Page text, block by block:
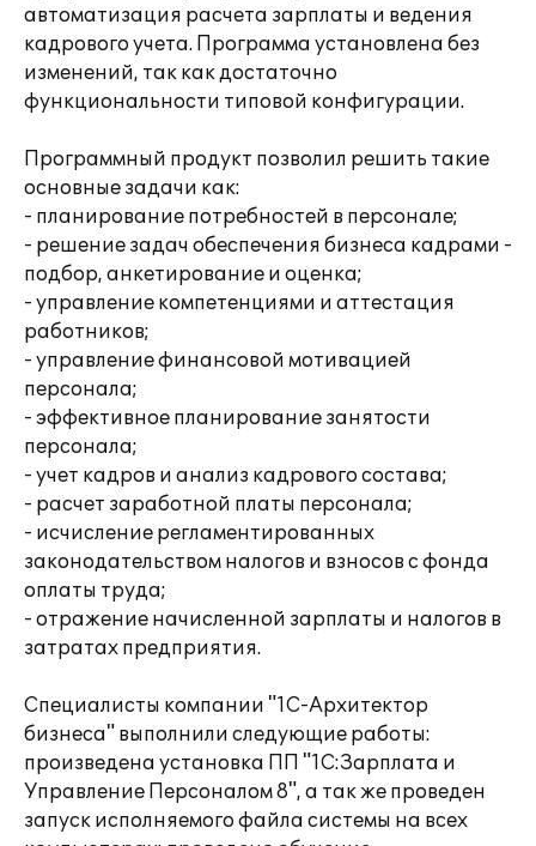
автоматизация расчета зарплаты и ведения
кадрового учета. Программа установлена без
изменений, так как достаточно
функциональности типовой конфигурации.
Программный продукт позволил решить такие
основные задачи как:
- планирование потребностей в персонале;
- решение задач обеспечения бизнеса кадрами -
подбор, анкетирование и оценка;
- управление компетенциями и аттестация
работников;
- управление финансовой мотивацией
персонала;
- эффективное планирование занятости
персонала;
- учет кадров и анализ кадрового состава;
- расчет заработной платы персонала;
- исчисление регламентированных
законодательством налогов и взносов с фонда
оплаты труда;
- отражение начисленной зарплаты и налогов в
затратах предприятия.
Специалисты компании "1С-Архитектор
бизнеса" выполнили следующие работы:
произведена установка ПП "1С:Зарплата и
Управление Персоналом 8", а так же проведен
запуск исполняемого файла системы на всех